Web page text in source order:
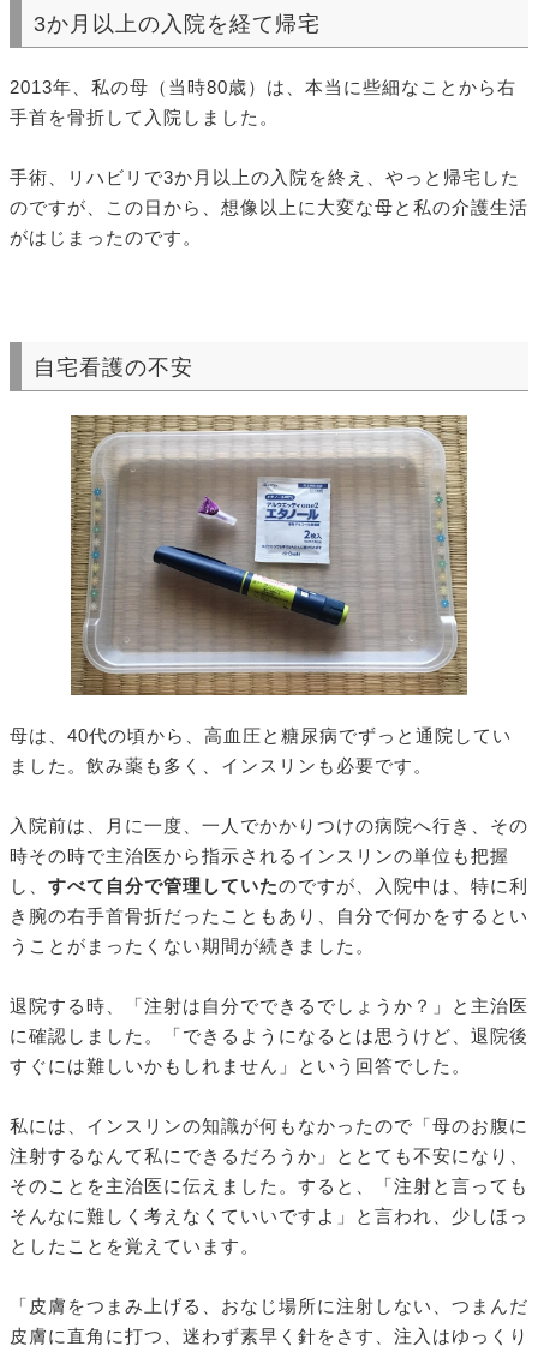
3か月以上の入院を経て帰宅
2013年、私の母（当時80歳）は、本当に些細なことから右
手首を骨折して入院しました。
手術、リハビリで3か月以上の入院を終え、やっと帰宅した
のですが、この日から、想像以上に大変な母と私の介護生活
がはじまったのです。
自宅看護の不安
母は、40代の頃から、高血圧と糖尿病でずっと通院してい
ました。飲み薬も多く、インスリンも必要です。
入院前は、月に一度、一人でかかりつけの病院へ行き、その
時その時で主治医から指示されるインスリンの単位も把握
し、 すべて自分で管理していたのですが、入院中は、特に利
き腕の右手首骨折だったこともあり、自分で何かをするとい
うことがまったくない期間が続きました。
退院する時、「注射は自分でできるでしょうか？」と主治医
に確認しました。「できるようになるとは思うけど、退院後
すぐには難しいかもしれません」という回答でした。
私には、インスリンの知識が何もなかったので「母のお腹に
注射するなんて私にできるだろうか」ととても不安になり、
そのことを主治医に伝えました。すると、「注射と言っても
そんなに難しく考えなくていいですよ」と言われ、少しほっ
としたことを覚えています。
「皮膚をつまみ上げる、おなじ場所に注射しない、つまんだ
皮膚に直角に打つ、迷わず素早く針をさす、注入はゆっくり